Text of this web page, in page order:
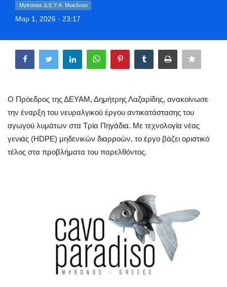
Entertainment
Mykonos
Mykonos Ticker TV
Sport
Health
Mykonos Δ.Ε.Υ.Α. Μυκόνου
Μαρ 1, 2026 - 23:17
Ο Πρόεδρος της ΔΕΥΑΜ, Δημήτρης Λαζαρίδης, ανακοίνωσε
την έναρξη του νευραλγικού έργου αντικατάστασης του
αγωγού λυμάτων στα Τρία Πηγάδια. Με τεχνολογία νέας
γενιάς (HDPE) μηδενικών διαρροών, το έργο βάζει οριστικό
τέλος στα προβλήματα του παρελθόντος.